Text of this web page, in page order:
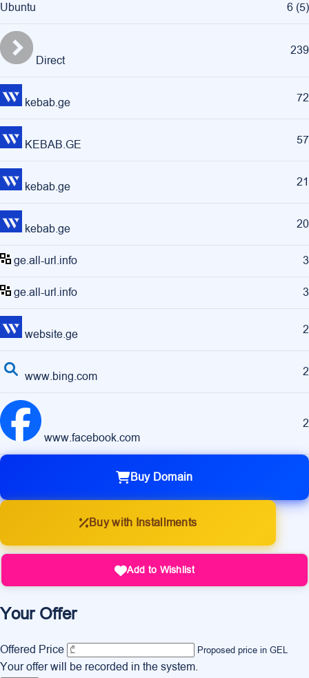
Ubuntu 6 (5)
Direct
239
kebab.ge 72
KEBAB.GE 57
kebab.ge 21
kebab.ge 20
ge.all-url.info 3
ge.all-url.info 3
website.ge 2
www.bing.com 2
www.facebook.com
2
Buy Domain
Buy with Installments
Add to Wishlist
Your Offer
Offered Price Proposed price in GEL
Your offer will be recorded in the system.